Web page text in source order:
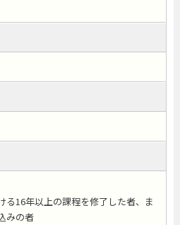
る16年以上の課程を修了した者、ま
みの者